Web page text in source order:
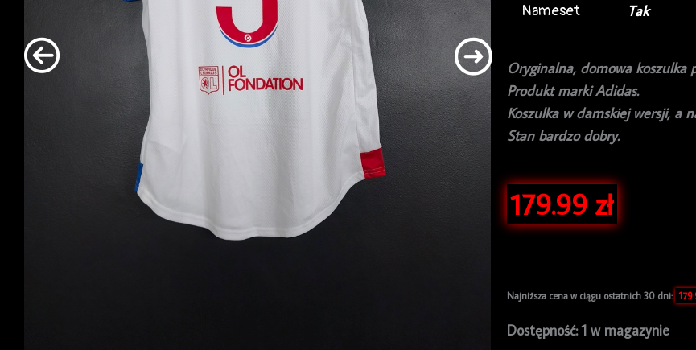
Nameset
Tak
Oryginalna, domowa koszulka
Produkt marki Adidas.
Koszulka w damskiej wersji, a
Stan bardzo dobry.
179.99 zł
Najniższa cena w ciągu ostatnich 30 dni:
Dostępność: 1 w magazynie
ilość